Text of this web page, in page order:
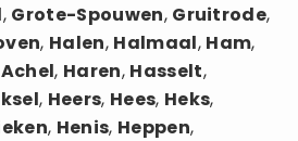
, Grote-Spouwen, Gruitrode,
, Halen, Halmaal, Ham,
, Haren, Hasselt,
, Heers, Hees, Heks,
, Henis, Heppen,